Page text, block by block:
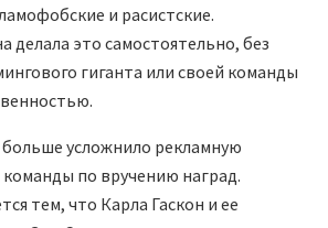
и расистские.
делала это самостоятельно, без
гиганта или своей команды
усложнило рекламную
по вручению наград.
тем, что Карла Гаскон и ее